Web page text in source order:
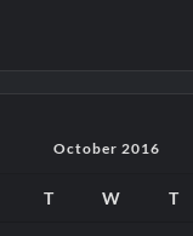
October 2016
T W T